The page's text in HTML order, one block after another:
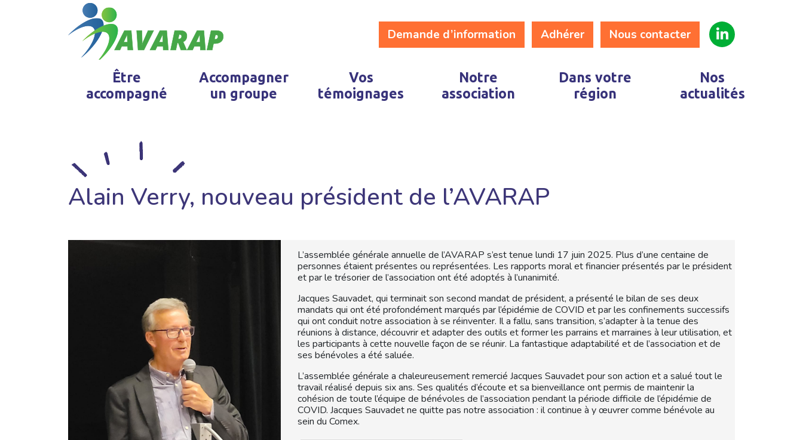
Demande d’information Adhérer Nous contacter
Être
accompagné
Accompagner
un groupe
Vos
témoignages
Notre
association
Dans votre
région
Nos
actualités
Alain Verry, nouveau président de l’AVARAP
L’assemblée générale annuelle de l’AVARAP s’est tenue lundi 17 juin 2025. Plus d’une centaine de
personnes étaient présentes ou représentées. Les rapports moral et financier présentés par le président
et par le trésorier de l’association ont été adoptés à l’unanimité.
Jacques Sauvadet, qui terminait son second mandat de président, a présenté le bilan de ses deux
mandats qui ont été profondément marqués par l’épidémie de COVID et par les confinements successifs
qui ont conduit notre association à se réinventer. Il a fallu, sans transition, s’adapter à la tenue des
réunions à distance, découvrir et adapter des outils et former les parrains et marraines à leur utilisation, et
les participants à cette nouvelle façon de se réunir. La fantastique adaptabilité et de l’association et de
ses bénévoles a été saluée.
L’assemblée générale a chaleureusement remercié Jacques Sauvadet pour son action et a salué tout le
travail réalisé depuis six ans. Ses qualités d’écoute et sa bienveillance ont permis de maintenir la
cohésion de toute l’équipe de bénévoles de l’association pendant la période difficile de l’épidémie de
COVID. Jacques Sauvadet ne quitte pas notre association : il continue à y œuvrer comme bénévole au
sein du Comex.